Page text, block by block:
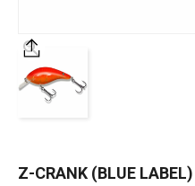
価格
Z-CRANK (BLUE